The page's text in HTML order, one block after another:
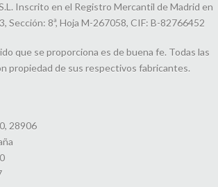
Inscrito en el Registro Mercantil de Madrid en
Sección: 8ª, Hoja M-267058, CIF: B-82766452
que se proporciona es de buena fe. Todas las
propiedad de sus respectivos fabricantes.
28906